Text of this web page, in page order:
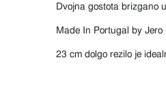
Dvojna gostota brizgano
Made In Portugal by
23 cm dolgo rezilo je